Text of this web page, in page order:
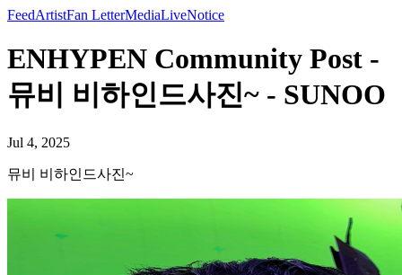
FeedArtistFan LetterMediaLiveNotice
ENHYPEN Community Post -
뮤비 비하인드사진~ - SUNOO
Jul 4, 2025
뮤비 비하인드사진~